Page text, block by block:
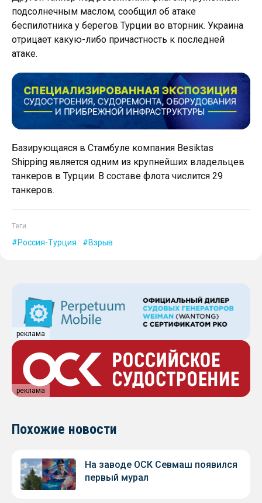
подсолнечным маслом, сообщил об атаке
беспилотника у берегов Турции во вторник. Украина
отрицает какую-либо причастность к последней
атаке.
Базирующаяся в Стамбуле компания Besiktas
Shipping является одним из крупнейших владельцев
танкеров в Турции. В составе флота числится 29
танкеров.
Теги
Россия-Турция Взрыв
реклама
реклама
Похожие новости
На заводе ОСК Севмаш появился
первый мурал